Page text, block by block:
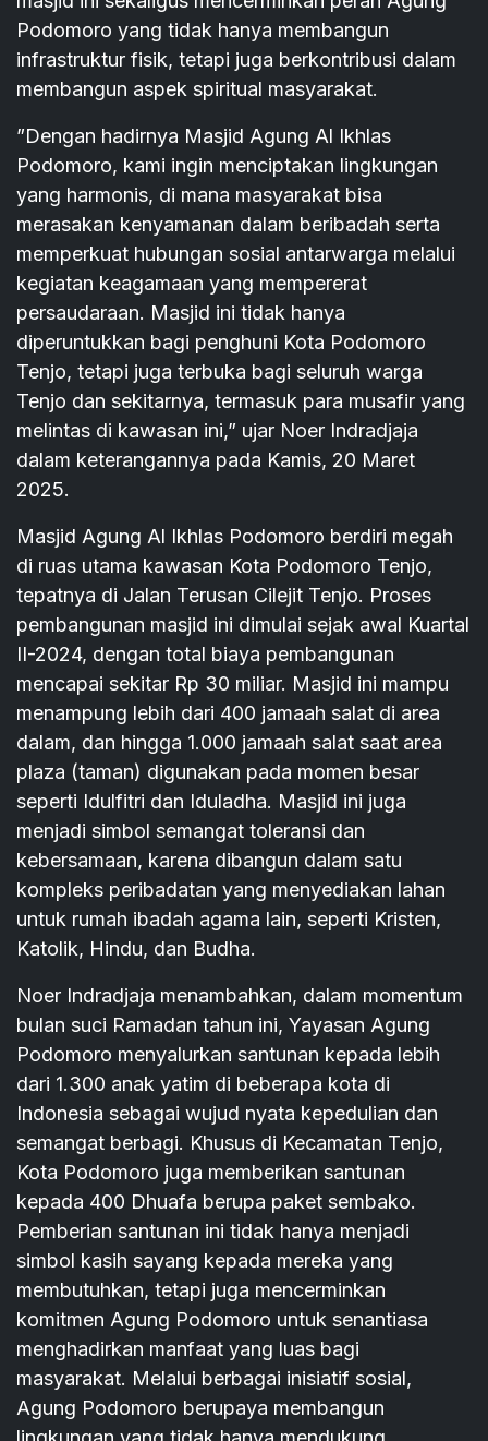
Podomoro yang tidak hanya membangun
infrastruktur fisik, tetapi juga berkontribusi dalam
membangun aspek spiritual masyarakat.
”Dengan hadirnya Masjid Agung Al Ikhlas
Podomoro, kami ingin menciptakan lingkungan
yang harmonis, di mana masyarakat bisa
merasakan kenyamanan dalam beribadah serta
memperkuat hubungan sosial antarwarga melalui
kegiatan keagamaan yang mempererat
persaudaraan. Masjid ini tidak hanya
diperuntukkan bagi penghuni Kota Podomoro
Tenjo, tetapi juga terbuka bagi seluruh warga
Tenjo dan sekitarnya, termasuk para musafir yang
melintas di kawasan ini,” ujar Noer Indradjaja
dalam keterangannya pada Kamis, 20 Maret
2025.
Masjid Agung Al Ikhlas Podomoro berdiri megah
di ruas utama kawasan Kota Podomoro Tenjo,
tepatnya di Jalan Terusan Cilejit Tenjo. Proses
pembangunan masjid ini dimulai sejak awal Kuartal
II-2024, dengan total biaya pembangunan
mencapai sekitar Rp 30 miliar. Masjid ini mampu
menampung lebih dari 400 jamaah salat di area
dalam, dan hingga 1.000 jamaah salat saat area
plaza (taman) digunakan pada momen besar
seperti Idulfitri dan Iduladha. Masjid ini juga
menjadi simbol semangat toleransi dan
kebersamaan, karena dibangun dalam satu
kompleks peribadatan yang menyediakan lahan
untuk rumah ibadah agama lain, seperti Kristen,
Katolik, Hindu, dan Budha.
Noer Indradjaja menambahkan, dalam momentum
bulan suci Ramadan tahun ini, Yayasan Agung
Podomoro menyalurkan santunan kepada lebih
dari 1.300 anak yatim di beberapa kota di
Indonesia sebagai wujud nyata kepedulian dan
semangat berbagi. Khusus di Kecamatan Tenjo,
Kota Podomoro juga memberikan santunan
kepada 400 Dhuafa berupa paket sembako.
Pemberian santunan ini tidak hanya menjadi
simbol kasih sayang kepada mereka yang
membutuhkan, tetapi juga mencerminkan
komitmen Agung Podomoro untuk senantiasa
menghadirkan manfaat yang luas bagi
masyarakat. Melalui berbagai inisiatif sosial,
Agung Podomoro berupaya membangun